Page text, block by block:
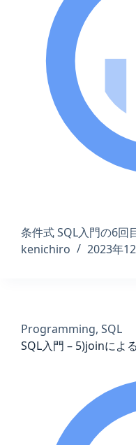
条件式 SQL入門の6回
kenichiro
2023年
Programming, SQL
SQL入門 – 5)joinによ